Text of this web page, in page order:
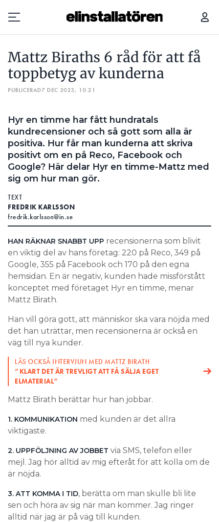
Prenumerera
Hantera prenumeration
Lediga jobb
Annonsera
Läs E-tidningen
Kontakt
Personuppgifter
SEARCH
Mattz Biraths 6 råd för att få
toppbetyg av kunderna
PUBLICERAD7 DEC 2023, 10:21
Hyr en timme har fått hundratals
kundrecensioner och så gott som alla är
positiva. Hur får man kunderna att skriva
positivt om en på Reco, Facebook och
Google? Här delar Hyr en timme-Mattz med
sig om hur man gör.
TEXT
FREDRIK KARLSSON
fredrik.karlsson@in.se
HAN RÄKNAR SNABBT UPP recensionerna som blivit
en viktig del av hans företag: 220 på Reco, 349 på
Google, 355 på Facebook och 170 på den egna
hemsidan. En är negativ, kunden hade missförstått
konceptet med företaget Hyr en timme, menar
Mattz Birath.
Han vill göra gott, att människor ska vara nöjda med
det han uträttar, men recensionerna är också en
väg till nya kunder.
LÄS OCKSÅ INTERVJUN MED MATTZ BIRATH
”KLART DET ÄR TREVLIGT ATT FÅ SÄLJA EGET
ELMATERIAL”
Mattz Birath berättar hur han jobbar.
1. KOMMUNIKATION med kunden är det allra
viktigaste.
2. UPPFÖLJNING AV JOBBET via SMS, telefon eller
mejl. Jag hör alltid av mig efteråt för att kolla om de
är nöjda.
3. ATT KOMMA I TID, berätta om man skulle bli lite
sen och höra av sig när man kommer. Jag ringer
alltid när jag är på väg till kunden.